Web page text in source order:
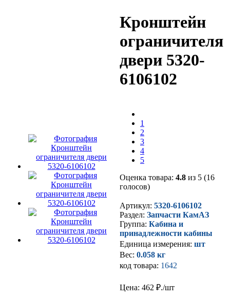
Кронштейн
ограничителя
двери 5320-
6106102
1
2
3
4
5
Оценка товара: 4.8 из 5 (16
голосов)
Артикул: 5320-6106102
Раздел: Запчасти КамАЗ
Группа: Кабина и
принадлежности кабины
Единица измерения: шт
Вес: 0.058 кг
код товара: 1642
Цена: 462 ₽./шт